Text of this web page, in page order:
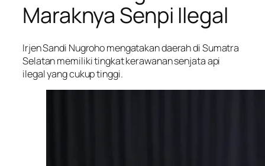
Maraknya Senpi Ilegal
Irjen Sandi Nugroho mengatakan daerah di Sumatra
Selatan memiliki tingkat kerawanan senjata api
ilegal yang cukup tinggi.